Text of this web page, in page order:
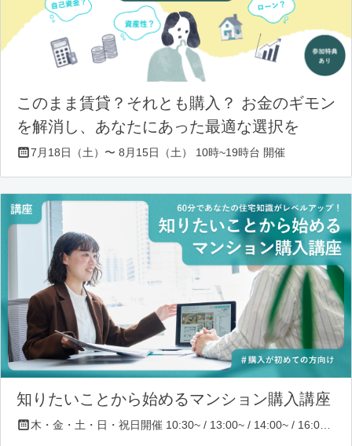
このまま賃貸？それとも購入？ お金のギモン
を解消し、あなたにあった最適な選択を
7月18日（土）〜 8月15日（土） 10時~19時台 開催
知りたいことから始めるマンション購入講座